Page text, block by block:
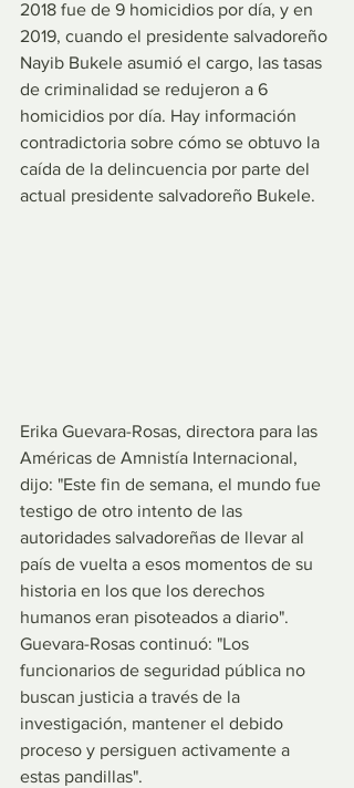
2018 fue de 9 homicidios por día, y en
2019, cuando el presidente salvadoreño
Nayib Bukele asumió el cargo, las tasas
de criminalidad se redujeron a 6
homicidios por día. Hay información
contradictoria sobre cómo se obtuvo la
caída de la delincuencia por parte del
actual presidente salvadoreño Bukele.
Erika Guevara-Rosas, directora para las
Américas de Amnistía Internacional,
dijo: "Este fin de semana, el mundo fue
testigo de otro intento de las
autoridades salvadoreñas de llevar al
país de vuelta a esos momentos de su
historia en los que los derechos
humanos eran pisoteados a diario".
Guevara-Rosas continuó: "Los
funcionarios de seguridad pública no
buscan justicia a través de la
investigación, mantener el debido
proceso y persiguen activamente a
estas pandillas".